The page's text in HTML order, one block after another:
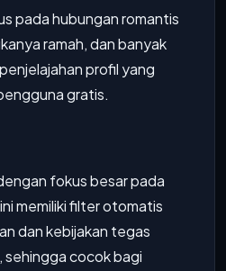
pada hubungan romantis
ramah, dan banyak
profil yang
gratis.
fokus besar pada
memiliki filter otomatis
dan kebijakan tegas
cocok bagi